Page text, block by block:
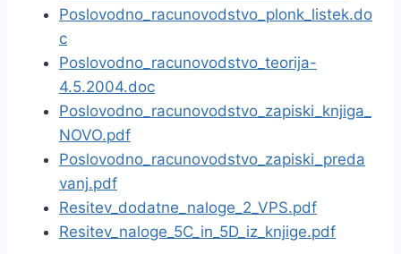
Poslovodno_racunovodstvo_plonk_listek.do
c
Poslovodno_racunovodstvo_teorija-
4.5.2004.doc
Poslovodno_racunovodstvo_zapiski_knjiga_
NOVO.pdf
Poslovodno_racunovodstvo_zapiski_preda
vanj.pdf
Resitev_dodatne_naloge_2_VPS.pdf
Resitev_naloge_5C_in_5D_iz_knjige.pdf